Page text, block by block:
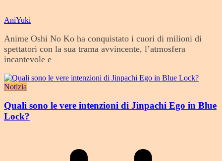
AniYuki
Anime Oshi No Ko ha conquistato i cuori di milioni di
spettatori con la sua trama avvincente, l’atmosfera
incantevole e
Notizia
Quali sono le vere intenzioni di Jinpachi Ego in Blue
Lock?